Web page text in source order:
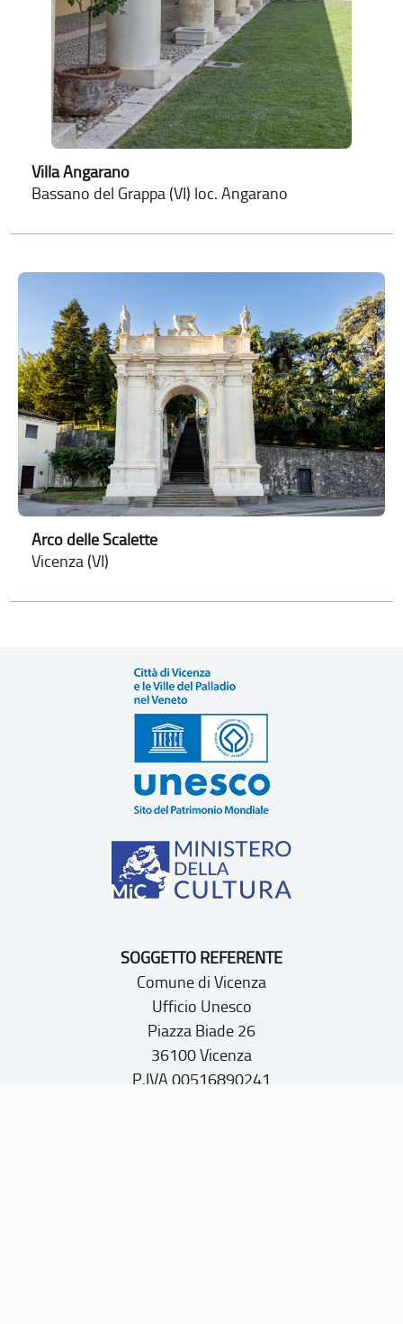
Villa Angarano
Bassano del Grappa (VI) loc. Angarano
Arco delle Scalette
Vicenza (VI)
SOGGETTO REFERENTE
Comune di Vicenza
Ufficio Unesco
Piazza Biade 26
36100 Vicenza
P.IVA 00516890241